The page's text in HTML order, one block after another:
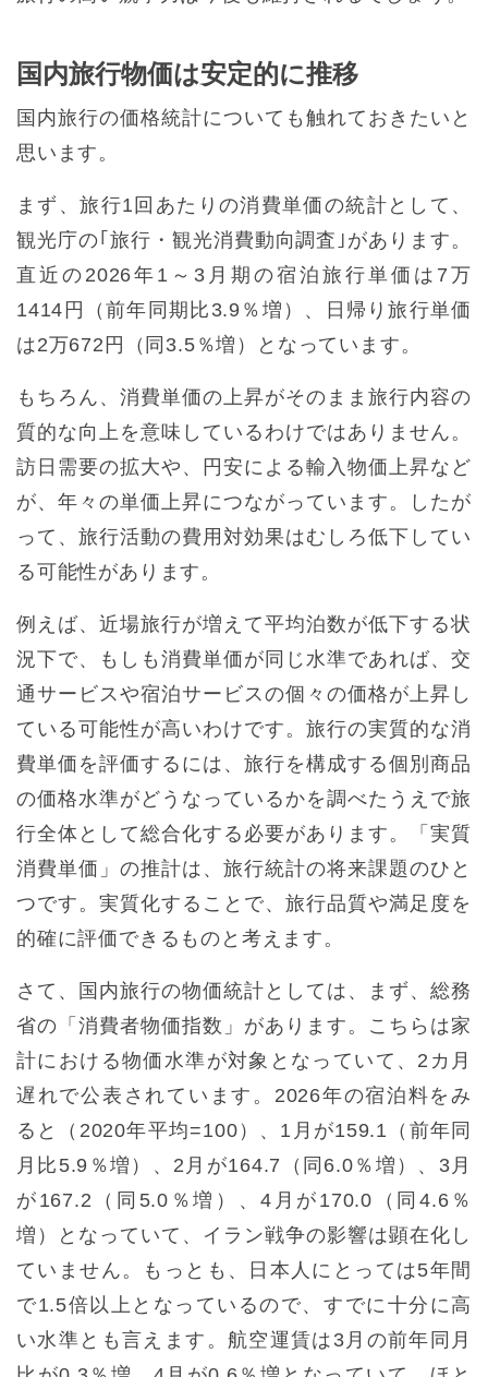
国内旅行物価は安定的に推移
国内旅行の価格統計についても触れておきたいと
思います。
まず、旅行1回あたりの消費単価の統計として、
観光庁の｢旅行・観光消費動向調査｣があります。
直近の2026年1～3月期の宿泊旅行単価は7万
1414円（前年同期比3.9％増）、日帰り旅行単価
は2万672円（同3.5％増）となっています。
もちろん、消費単価の上昇がそのまま旅行内容の
質的な向上を意味しているわけではありません。
訪日需要の拡大や、円安による輸入物価上昇など
が、年々の単価上昇につながっています。したが
って、旅行活動の費用対効果はむしろ低下してい
る可能性があります。
例えば、近場旅行が増えて平均泊数が低下する状
況下で、もしも消費単価が同じ水準であれば、交
通サービスや宿泊サービスの個々の価格が上昇し
ている可能性が高いわけです。旅行の実質的な消
費単価を評価するには、旅行を構成する個別商品
の価格水準がどうなっているかを調べたうえで旅
行全体として総合化する必要があります。「実質
消費単価」の推計は、旅行統計の将来課題のひと
つです。実質化することで、旅行品質や満足度を
的確に評価できるものと考えます。
さて、国内旅行の物価統計としては、まず、総務
省の「消費者物価指数」があります。こちらは家
計における物価水準が対象となっていて、2カ月
遅れで公表されています。2026年の宿泊料をみ
ると（2020年平均=100）、1月が159.1（前年同
月比5.9％増）、2月が164.7（同6.0％増）、3月
が167.2（同5.0％増）、4月が170.0（同4.6％
増）となっていて、イラン戦争の影響は顕在化し
ていません。もっとも、日本人にとっては5年間
で1.5倍以上となっているので、すでに十分に高
い水準とも言えます。航空運賃は3月の前年同月